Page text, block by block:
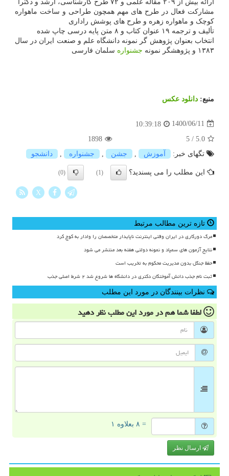
ارائه بیش از ۲۰۹ مقاله علمی و ۷۲ طرح کارشناسی، ارشد و دکترا
مشارکت فعال در طرح های مهم همچون طراحی و ساخت ماهواره
کوچک و ماهواره زهره و طرح های پوشش راداری
تألیف و ترجمه ۱۹ عنوان کتاب و ۸ متن پایه درسی چاپ شده
انتخاب بعنوان پژوهش گر نمونه دانشگاه علم و صنعت ایران در سال
۱۳۸۳ و پژوهشگر نمونه
جشنواره سلمان فارسی
منبع: دانلود عكس
1400/06/11
10:39:18
5.0
/
5
1898
تگهای خبر:
آموزش جشن جشنواره دانشجو
این مطلب را می پسندید؟ (1)
(0)
X
تازه ترین مطالب مرتبط
مرگ دورکاری در ایران وقتی اینترنت ناپایدار متخصصان را وادار به کوچ کرد
نتایج آزمون های سمپاد و نمونه دولتی هفته بعد منتشر می شود
حفظ جنگل بدون مدیریت محکوم به تخریب است
ثبت نام جذب دانش آموختگان دکتری در دانشگاه ها شروع شد ۲ شرط اصلی جذب
نظرات بینندگان در مورد این مطلب
لطفا شما همدر مورد این مطلبنظر دهید
= ۸ بعلاوه ۱
ارسال نظر